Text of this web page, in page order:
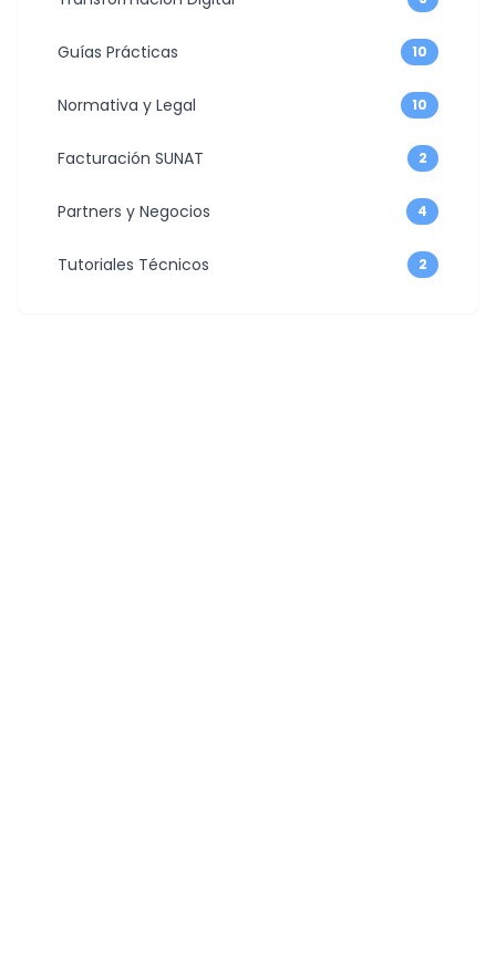
Guías Prácticas 10
Normativa y Legal 10
Facturación SUNAT 2
Partners y Negocios 4
Tutoriales Técnicos 2